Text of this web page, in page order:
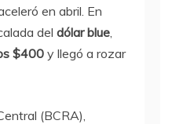
en abril. En
del dólar blue,
$400 y llegó a rozar
(BCRA),